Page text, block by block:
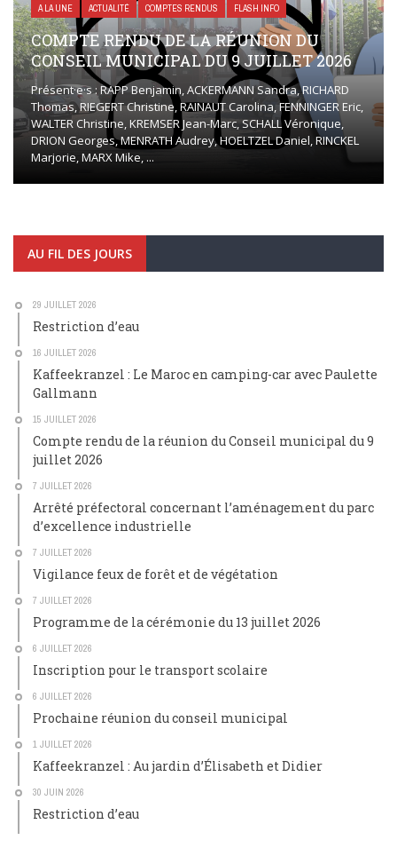
A LA UNE ACTUALITÉ COMPTES RENDUS FLASH INFO
COMPTE RENDU DE LA RÉUNION DU
CONSEIL MUNICIPAL DU 9 JUILLET 2026
Présent·e·s : RAPP Benjamin, ACKERMANN Sandra, RICHARD
Thomas, RIEGERT Christine, RAINAUT Carolina, FENNINGER Eric,
WALTER Christine, KREMSER Jean-Marc, SCHALL Véronique,
DRION Georges, MENRATH Audrey, HOELTZEL Daniel, RINCKEL
Marjorie, MARX Mike, ...
AU FIL DES JOURS
29 JUILLET 2026
Restriction d’eau
16 JUILLET 2026
Kaffeekranzel : Le Maroc en camping-car avec Paulette
Gallmann
15 JUILLET 2026
Compte rendu de la réunion du Conseil municipal du 9
juillet 2026
7 JUILLET 2026
Arrêté préfectoral concernant l’aménagement du parc
d’excellence industrielle
7 JUILLET 2026
Vigilance feux de forêt et de végétation
7 JUILLET 2026
Programme de la cérémonie du 13 juillet 2026
6 JUILLET 2026
Inscription pour le transport scolaire
6 JUILLET 2026
Prochaine réunion du conseil municipal
1 JUILLET 2026
Kaffeekranzel : Au jardin d’Élisabeth et Didier
30 JUIN 2026
Restriction d’eau